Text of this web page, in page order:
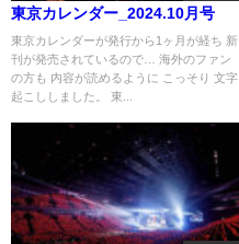
東京カレンダー_2024.10月号
東京カレンダーが発行から1ヶ月が経ち 新
刊が発売されているので… 海外のファン
の方も 内容が読めるように こっそり 文字
起こししました。 東...